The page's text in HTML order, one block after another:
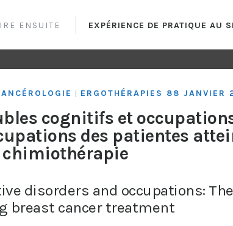
ENSUITE EXPÉRIENCE DE PRATIQUE AU
ERGOTHÉRAPIES 88 JANVIER
cognitifs et
des patientes
chimiothérapie
disorders and occupations:
breast cancer treatment